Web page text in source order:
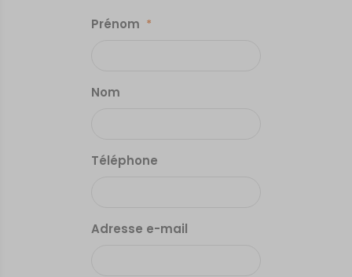
Prénom *
Nom
Téléphone
Adresse e-mail